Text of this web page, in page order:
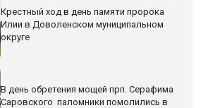
Крестный ход в день памяти пророка
Илии в Доволенском муниципальном
округе
В день обретения мощей прп. Серафима
Саровского паломники помолились в